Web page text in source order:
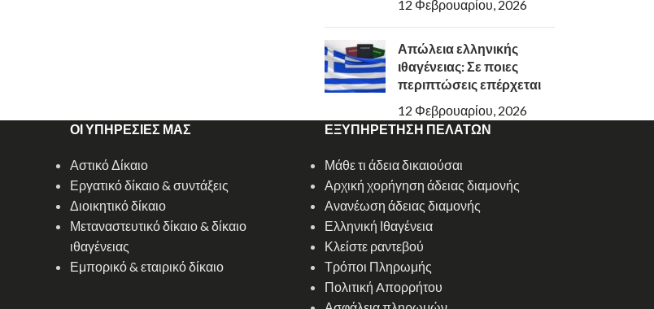
12 Φεβρουαρίου, 2026
Απώλεια ελληνικής
ιθαγένειας: Σε ποιες
περιπτώσεις επέρχεται
12 Φεβρουαρίου, 2026
ΟΙ ΥΠΗΡΕΣΙΕΣ ΜΑΣ
Αστικό Δίκαιο
Εργατικό δίκαιο & συντάξεις
Διοικητικό δίκαιο
Μεταναστευτικό δίκαιο & δίκαιο
ιθαγένειας
Εμπορικό & εταιρικό δίκαιο
ΕΞΥΠΗΡΕΤΗΣΗ ΠΕΛΑΤΩΝ
Μάθε τι άδεια δικαιούσαι
Αρχική χορήγηση άδειας διαμονής
Ανανέωση άδειας διαμονής
Ελληνική Ιθαγένεια
Κλείστε ραντεβού
Τρόποι Πληρωμής
Πολιτική Aπορρήτου